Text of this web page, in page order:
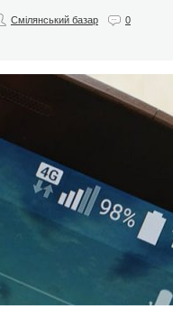
Смілянський базар 0